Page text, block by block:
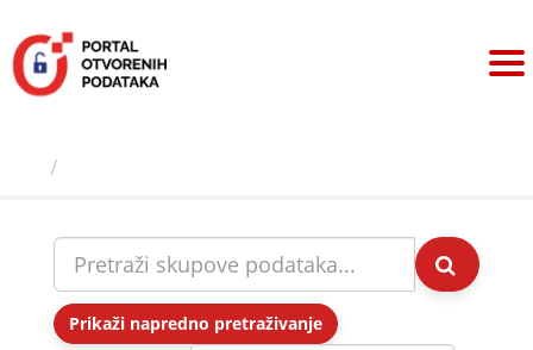
sadržaj
Prikaži napredno pretraživanje